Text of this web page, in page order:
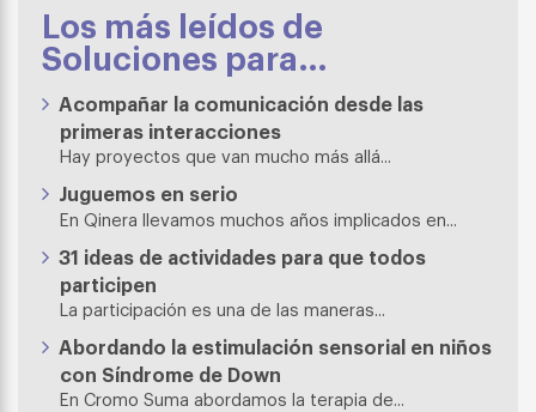
Los más leídos de
Soluciones para…
Acompañar la comunicación desde las
primeras interacciones
Hay proyectos que van mucho más allá...
Juguemos en serio
En Qinera llevamos muchos años implicados en...
31 ideas de actividades para que todos
participen
La participación es una de las maneras...
Abordando la estimulación sensorial en niños
con Síndrome de Down
En Cromo Suma abordamos la terapia de...